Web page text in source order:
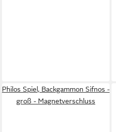
Philos Spiel, Backgammon Sifnos -
groß - Magnetverschluss